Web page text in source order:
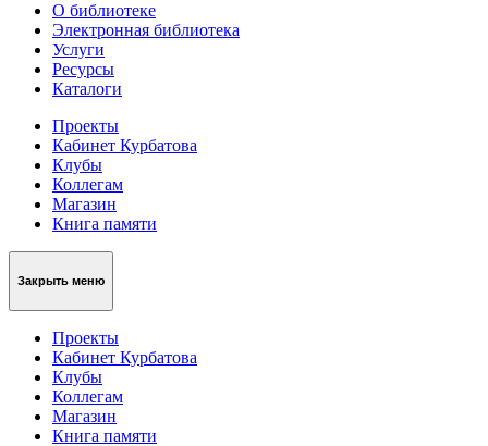
О библиотеке
Электронная библиотека
Услуги
Ресурсы
Каталоги
Проекты
Кабинет Курбатова
Клубы
Коллегам
Магазин
Книга памяти
Закрыть меню
Проекты
Кабинет Курбатова
Клубы
Коллегам
Магазин
Книга памяти